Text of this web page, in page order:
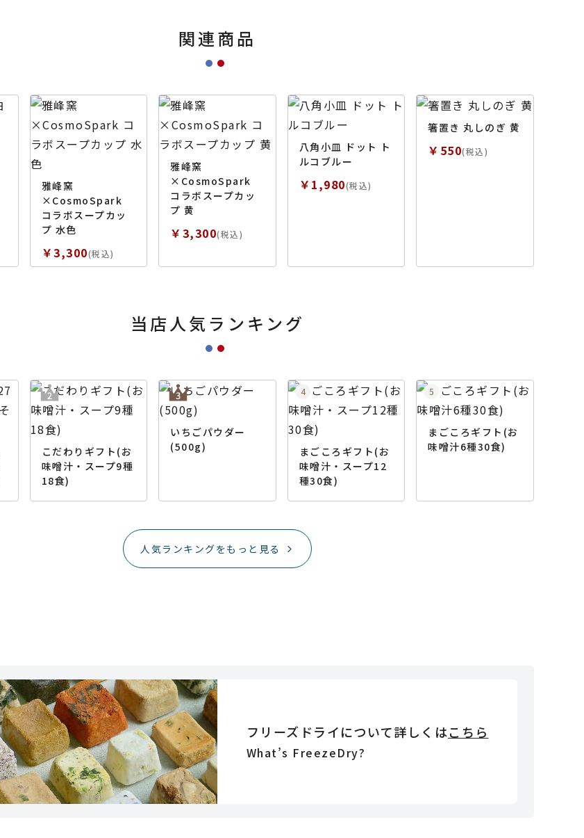
関連商品
雅峰窯
×CosmoSpark
コラボスープカッ
プ 水色
￥3,300(税込)
雅峰窯
×CosmoSpark
コラボスープカッ
プ 黄
￥3,300(税込)
八角小皿 ドット ト
ルコブルー
￥1,980(税込)
箸置き 丸しのぎ 黄
￥550(税込)
当店人気ランキング
こだわりギフト(お
味噌汁・スープ9種
18食)
いちごパウダー
(500g)
まごころギフト(お
味噌汁・スープ12
種30食)
まごころギフト(お
味噌汁6種30食)
人気ランキングをもっと見る
フリーズドライについて詳しくはこちら
What’s FreezeDry?